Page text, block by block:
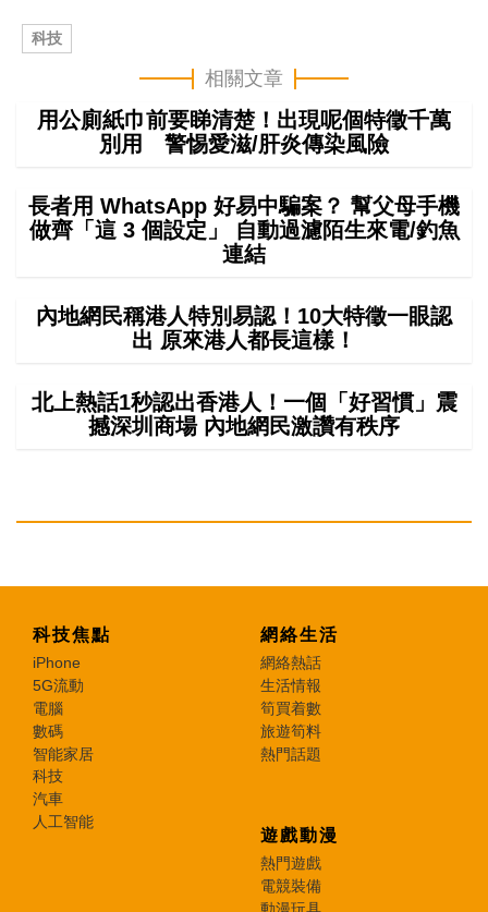
科技
相關文章
用公廁紙巾前要睇清楚！出現呢個特徵千萬
別用 警惕愛滋/肝炎傳染風險
長者用 WhatsApp 好易中騙案？ 幫父母手機
做齊「這 3 個設定」 自動過濾陌生來電/釣魚
連結
內地網民稱港人特別易認！10大特徵一眼認
出 原來港人都長這樣！
北上熱話1秒認出香港人！一個「好習慣」震
撼深圳商場 內地網民激讚有秩序
科技焦點
iPhone
5G流動
電腦
數碼
智能家居
科技
汽車
人工智能
網絡生活
網絡熱話
生活情報
筍買着數
旅遊筍料
熱門話題
遊戲動漫
熱門遊戲
電競裝備
動漫玩具